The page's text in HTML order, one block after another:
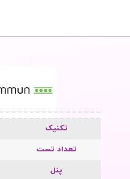
تکنیک
تعداد تست
پنل